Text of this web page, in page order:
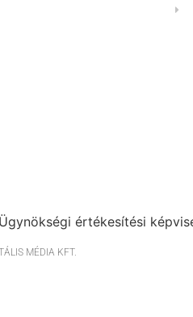
Ügynökségi értékesítési
MÉDIA KFT.